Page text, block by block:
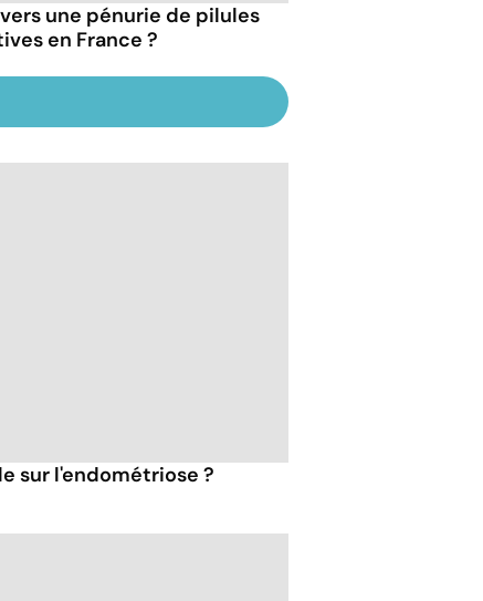
vers une pénurie de pilules
en France ?
sur l'endométriose ?